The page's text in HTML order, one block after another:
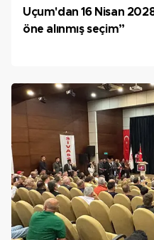
Uçum'dan 16 Nisan
öne alınmış seçim”